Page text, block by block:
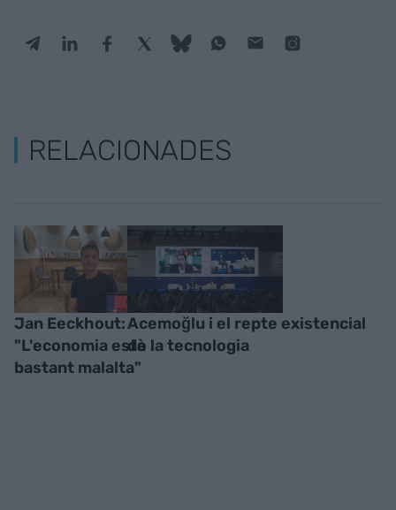
RELACIONADES
Jan Eeckhout:
"L'economia està
bastant malalta"
Acemoğlu i el repte existencial
de la tecnologia